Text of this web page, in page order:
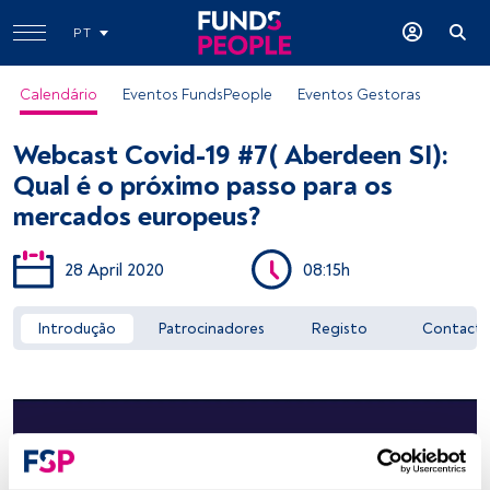
PT
Calendário Eventos FundsPeople Eventos Gestoras
Aceder a FundsPeople
Webcast Covid-19 #7( Aberdeen SI):
Qual é o próximo passo para os
mercados europeus?
28 April 2020 08:15h
Introdução Patrocinadores Registo